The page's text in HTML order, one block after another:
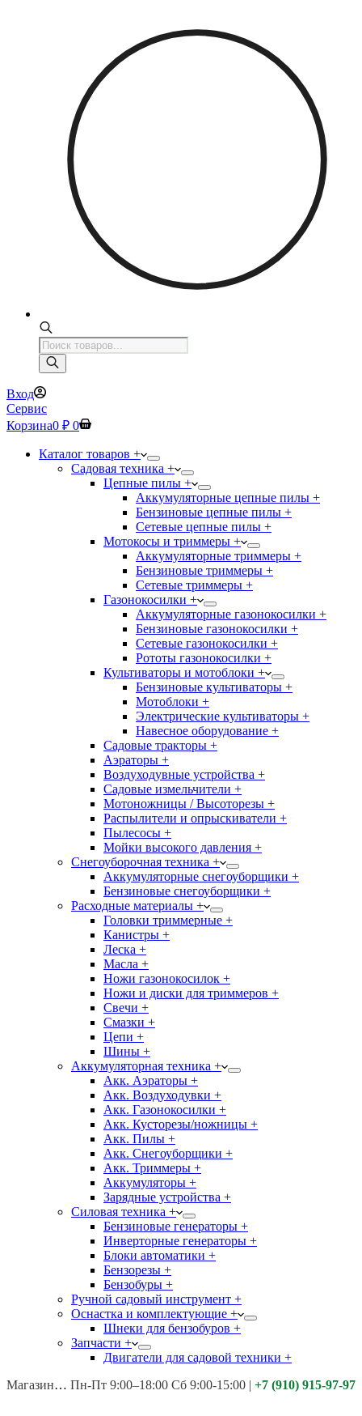
Поиск
товаров
Вход
Сервис
Корзина0 ₽ 0
Каталог товаров +
Садовая техника +
Цепные пилы +
Аккумуляторные цепные пилы +
Бензиновые цепные пилы +
Сетевые цепные пилы +
Мотокосы и триммеры +
Аккумуляторные триммеры +
Бензиновые триммеры +
Сетевые триммеры +
Газонокосилки +
Аккумуляторные газонокосилки +
Бензиновые газонокосилки +
Сетевые газонокосилки +
Рототы газонокосилки +
Культиваторы и мотоблоки +
Бензиновые культиваторы +
Мотоблоки +
Электрические культиваторы +
Навесное оборудование +
Садовые тракторы +
Аэраторы +
Воздуходувные устройства +
Садовые измельчители +
Мотоножницы / Высоторезы +
Распылители и опрыскиватели +
Пылесосы +
Мойки высокого давления +
Снегоуборочная техника +
Аккумуляторные снегоуборщики +
Бензиновые снегоуборщики +
Расходные материалы +
Головки триммерные +
Канистры +
Леска +
Масла +
Ножи газонокосилок +
Ножи и диски для триммеров +
Свечи +
Смазки +
Цепи +
Шины +
Аккумуляторная техника +
Акк. Аэраторы +
Акк. Воздуходувки +
Акк. Газонокосилки +
Акк. Кусторезы/ножницы +
Акк. Пилы +
Акк. Снегоуборщики +
Акк. Триммеры +
Аккумуляторы +
Зарядные устройства +
Силовая техника +
Бензиновые генераторы +
Инверторные генераторы +
Блоки автоматики +
Бензорезы +
Бензобуры +
Ручной садовый инструмент +
Оснастка и комплектующие +
Шнеки для бензобуров +
Запчасти +
Двигатели для садовой техники +
Магазины: Калуга ул. Московская д.113
Пн-Пт 9:00–18:00 Сб 9:00-15:00 | +7 (910) 915-97-97